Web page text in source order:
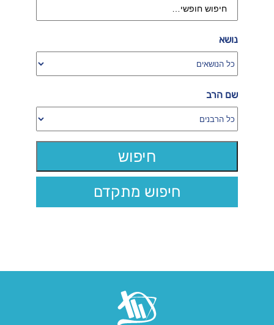
נושא
שם הרב
חיפוש מתקדם